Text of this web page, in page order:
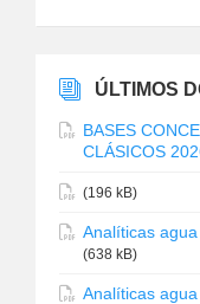
ÚLTIMOS
BASES
CLÁSICOS
(196 kB)
Analíticas
(638 kB)
Analíticas